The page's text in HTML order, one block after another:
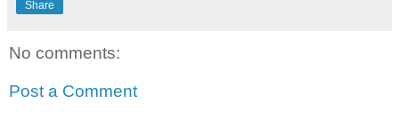
Share
No comments:
Post a Comment